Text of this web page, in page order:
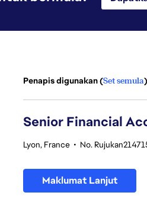
1 Hasil Carian
Penapis digunakan (Set semula)
Senior Financial
Lyon, France • No.
Maklumat Lanjut